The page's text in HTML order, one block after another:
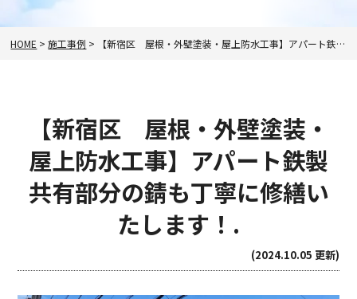
HOME >施工事例 > 【新宿区 屋根・外壁塗装・屋上防水工事】アパート鉄製共有部分の錆も丁寧に修繕いたします！.
【新宿区 屋根・外壁塗装・
屋上防水工事】アパート鉄製
共有部分の錆も丁寧に修繕い
たします！.
(2024.10.05 更新)